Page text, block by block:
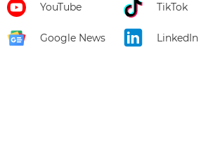
YouTube TikTok
Google News LinkedIn